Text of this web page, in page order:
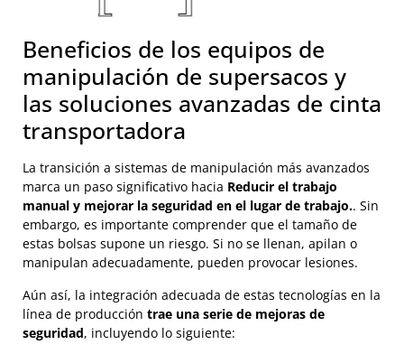
Beneficios de los equipos de
manipulación de supersacos y
las soluciones avanzadas de cinta
transportadora
La transición a sistemas de manipulación más avanzados
marca un paso significativo hacia Reducir el trabajo
manual y mejorar la seguridad en el lugar de trabajo.. Sin
embargo, es importante comprender que el tamaño de
estas bolsas supone un riesgo. Si no se llenan, apilan o
manipulan adecuadamente, pueden provocar lesiones.
Aún así, la integración adecuada de estas tecnologías en la
línea de producción trae una serie de mejoras de
seguridad, incluyendo lo siguiente: